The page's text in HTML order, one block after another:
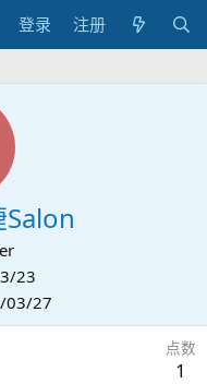
登录 注册
23
03/27
点数
1